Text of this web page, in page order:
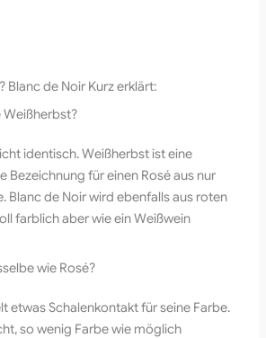
Blanc de Noir Kurz erklärt:
Weißherbst?
identisch. Weißherbst ist eine
Bezeichnung für einen Rosé aus nur
Blanc de Noir wird ebenfalls aus roten
farblich aber wie ein Weißwein
wie Rosé?
etwas Schalenkontakt für seine Farbe.
so wenig Farbe wie möglich